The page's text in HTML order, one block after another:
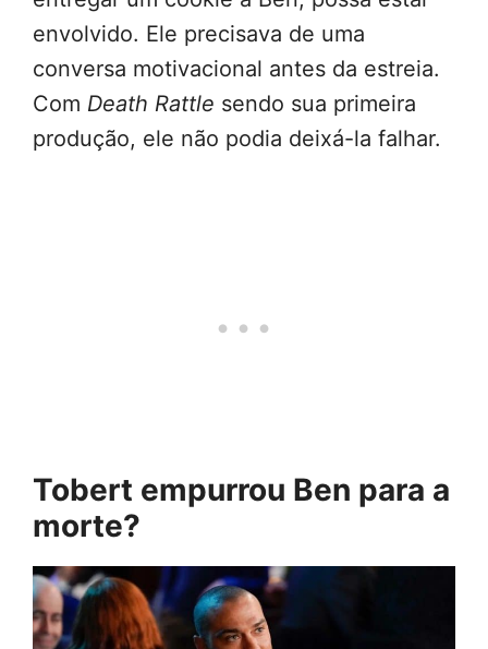
envolvido. Ele precisava de uma
conversa motivacional antes da estreia.
Com Death Rattle sendo sua primeira
produção, ele não podia deixá-la falhar.
Tobert empurrou Ben para a
morte?